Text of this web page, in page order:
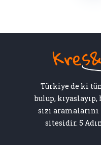
Türkiye de ki
bulup,
sizi
sitesidir. 5